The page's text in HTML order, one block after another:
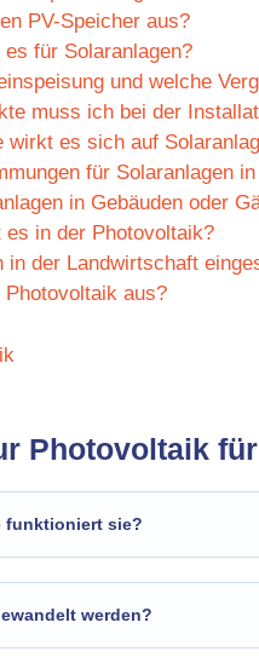
PV-Speicher aus?
für Solaranlagen?
und welche
muss ich bei der
wirkt es sich auf
für Solaranlagen
in Gebäuden oder
in der Photovoltaik?
in der Landwirtschaft
aus?
Photovoltaik
funktioniert sie?
werden?